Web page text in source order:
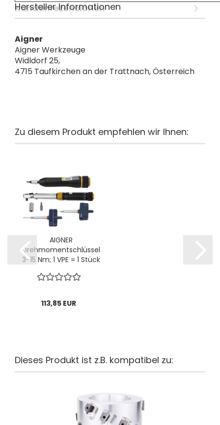
Kundenrezensionen
Hersteller Informationen
Aigner
Aigner Werkzeuge
Widldorf 25,
4715 Taufkirchen an der Trattnach, Österreich
Zu diesem Produkt empfehlen wir Ihnen:
AIGNER
Drehmomentschlüssel
3-15 Nm; 1 VPE = 1 Stück
113,85 EUR
Dieses Produkt ist z.B. kompatibel zu: